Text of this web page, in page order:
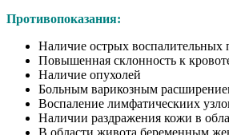
Противопоказания:
Наличие острых воспалительных
Повышенная склонность к
Наличие опухолей
Больным варикозным
Воспаление лимфатическиих
Наличии раздражения кожи в